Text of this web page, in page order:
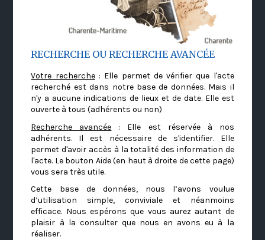
RECHERCHE OU RECHERCHE AVANCÉE
Votre recherche: Elle permet de vérifier que l'acte
recherché est dans notre base de données. Mais il
n'y a aucune indications de lieux et de date. Elle est
ouverte à tous (adhérents ou non)
Recherche avancée : Elle est réservée à nos
adhérents. Il est nécessaire de s'identifier. Elle
permet d'avoir accès à la totalité des information de
l'acte. Le bouton Aide (en haut à droite de cette page)
vous sera très utile.
Cette base de données, nous l’avons voulue
d’utilisation simple, conviviale et néanmoins
efficace. Nous espérons que vous aurez autant de
plaisir à la consulter que nous en avons eu à la
réaliser.